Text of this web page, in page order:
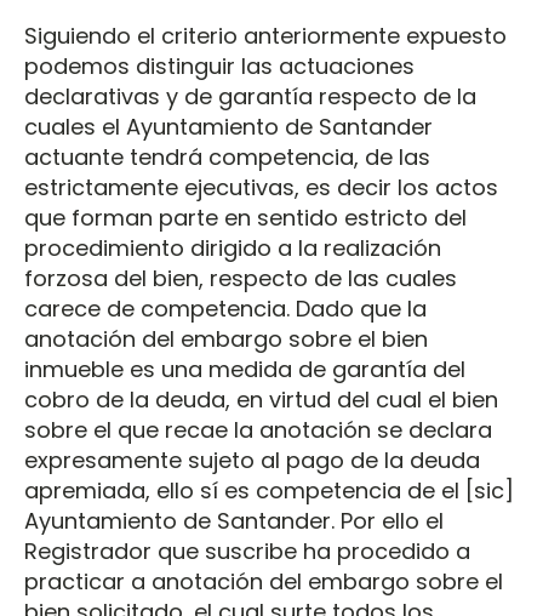
Siguiendo el criterio anteriormente expuesto
podemos distinguir las actuaciones
declarativas y de garantía respecto de la
cuales el Ayuntamiento de Santander
actuante tendrá competencia, de las
estrictamente ejecutivas, es decir los actos
que forman parte en sentido estricto del
procedimiento dirigido a la realización
forzosa del bien, respecto de las cuales
carece de competencia. Dado que la
anotación del embargo sobre el bien
inmueble es una medida de garantía del
cobro de la deuda, en virtud del cual el bien
sobre el que recae la anotación se declara
expresamente sujeto al pago de la deuda
apremiada, ello sí es competencia de el [sic]
Ayuntamiento de Santander. Por ello el
Registrador que suscribe ha procedido a
practicar a anotación del embargo sobre el